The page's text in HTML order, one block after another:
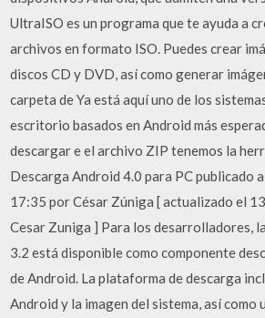
UltraISO es un programa que te ayuda a
archivos en formato ISO. Puedes crear
discos CD y DVD, así como generar
carpeta de Ya está aquí uno de los
escritorio basados en Android más
descargar e el archivo ZIP tenemos la
Descarga Android 4.0 para PC publicado
17:35 por César Zúniga [ actualizado el
Cesar Zuniga ] Para los desarrolladores,
3.2 está disponible como componente
de Android. La plataforma de descarga
Android y la imagen del sistema, así como